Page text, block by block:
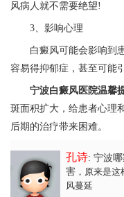
风病人就不需要绝望!
3、影响心理
白癜风可能会影响到患
容易得抑郁症，甚至可能
宁波白癜风医院温馨
斑面积扩大，给患者心理
后期的治疗带来困难。
孔诗: 宁波
害，原来是这
风蔓延